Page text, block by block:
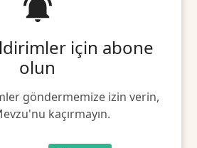
için abone
olun
göndermemize izin verin,
kaçırmayın.
bekleniyor. Bununla
savaşıyla artışını
fiyatlarının nereye
bir uzlaşı içinde
RUSYA 321 MİLYAR